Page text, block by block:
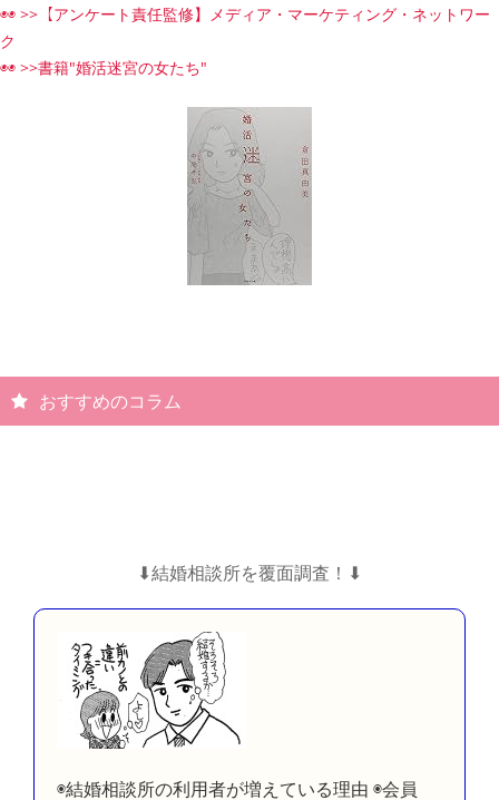
◉◉ >>【アンケート責任監修】メディア・マーケティング・ネットワー
ク
◉◉ >>書籍"婚活迷宮の女たち"
おすすめのコラム
⬇︎結婚相談所を覆面調査！⬇︎
◉結婚相談所の利用者が増えている理由 ◉会員